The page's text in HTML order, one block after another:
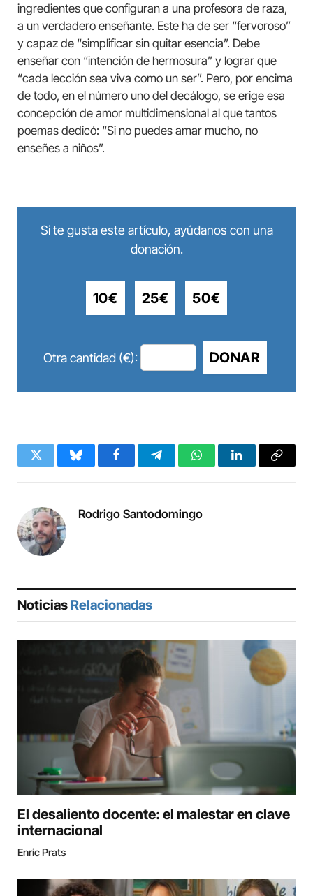
ingredientes que configuran a una profesora de raza,
a un verdadero enseñante. Este ha de ser “fervoroso”
y capaz de “simplificar sin quitar esencia”. Debe
enseñar con “intención de hermosura” y lograr que
“cada lección sea viva como un ser”. Pero, por encima
de todo, en el número uno del decálogo, se erige esa
concepción de amor multidimensional al que tantos
poemas dedicó: “Si no puedes amar mucho, no
enseñes a niños”.
Si te gusta este artículo, ayúdanos con una
donación.
10€ 25€ 50€
Otra cantidad (€): DONAR
Twitter BlueskyFacebookTelegramWhatsAppLinkedInCopy
Rodrigo Santodomingo
Noticias Relacionadas
El desaliento docente: el malestar en clave
internacional
Enric Prats